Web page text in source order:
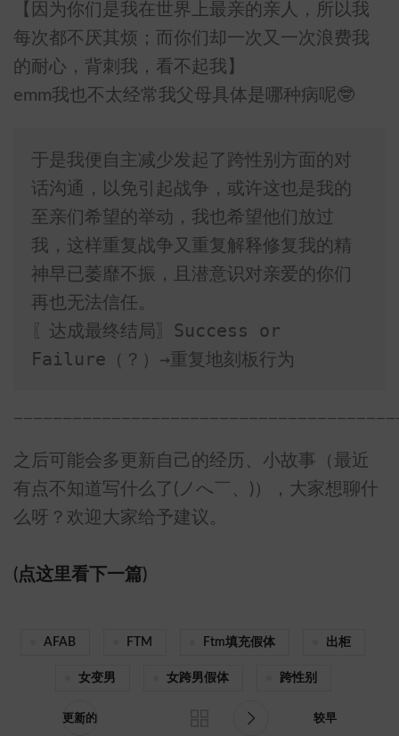
【因为你们是我在世界上最亲的亲人，所以我
每次都不厌其烦；而你们却一次又一次浪费我
的耐心，背刺我，看不起我】
emm我也不太经常我父母具体是哪种病呢🤓
于是我便自主减少发起了跨性别方面的对
话沟通，以免引起战争，或许这也是我的
至亲们希望的举动，我也希望他们放过
我，这样重复战争又重复解释修复我的精
神早已萎靡不振，且潜意识对亲爱的你们
再也无法信任。
〖达成最终结局〗Success or
Failure（？）→重复地刻板行为
之后可能会多更新自己的经历、小故事（最近
有点不知道写什么了(ノへ￣、)），大家想聊什
么呀？欢迎大家给予建议。
(点这里看下一篇)
AFAB FTM Ftm填充假体 出柜
女变男 女跨男假体 跨性别
更新的 较早